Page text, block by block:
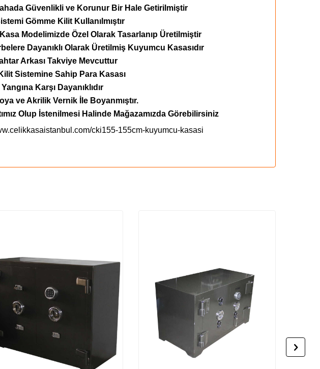
Güvenlikli ve Korunur Bir Hale Getirilmiştir
Gömme Kilit Kullanılmıştır
Modelimizde Özel Olarak Tasarlanıp Üretilmiştir
Dayanıklı Olarak Üretilmiş Kuyumcu Kasasıdır
Arkası Takviye Mevcuttur
Sistemine Sahip Para Kasası
Yangına Karşı Dayanıklıdır
ve Akrilik Vernik İle Boyanmıştır.
Olup İstenilmesi Halinde Mağazamızda Görebilirsiniz
cki155-155cm-kuyumcu-kasasi